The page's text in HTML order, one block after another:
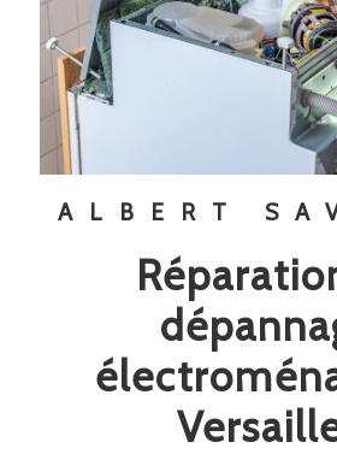
ALBERT
réparation et